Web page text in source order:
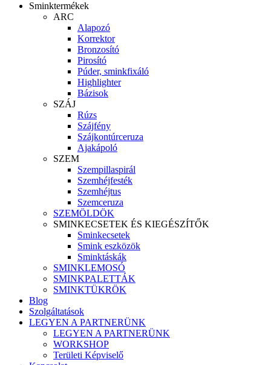
Sminktermékek
ARC
Alapozó
Korrektor
Bronzosító
Pirosító
Púder, sminkfixáló
Highlighter
Bázisok
SZÁJ
Rúzs
Szájfény
Szájkontúrceruza
Ajakápoló
SZEM
Szempillaspirál
Szemhéjfesték
Szemhéjtus
Szemceruza
SZEMÖLDÖK
SMINKECSETEK ÉS KIEGÉSZÍTŐK
Sminkecsetek
Smink eszközök
Sminktáskák
SMINKLEMOSÓ
SMINKPALETTÁK
SMINKTÜKRÖK
Blog
Szolgáltatások
LEGYEN A PARTNERÜNK
LEGYEN A PARTNERÜNK
WORKSHOP
Területi Képviselő